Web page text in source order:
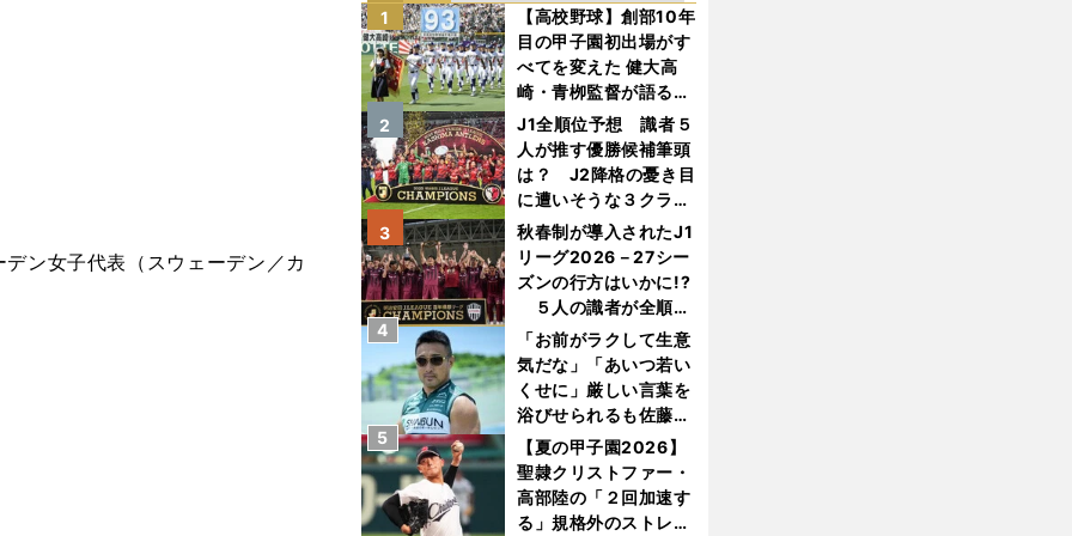
ン女子代表（スウェーデン／カ
【高校野球】創部10年
目の甲子園初出場がす
べてを変えた 健大高
崎・青栁監督が語る
「機動破壊」はこうし
て生まれた
1
J1全順位予想 識者５
人が推す優勝候補筆頭
は？ J2降格の憂き目
に遭いそうな３クラブ
とは？
2
秋春制が導入されたJ1
リーグ2026－27シー
ズンの行方はいかに!?
５人の識者が全順位
を大胆予想
3
「お前がラクして生意
気だな」「あいつ若い
くせに」厳しい言葉を
浴びせられるも佐藤慎
太郎が貫いた誇りとフ
ァンへの思い
4
【夏の甲子園2026】
聖隷クリストファー・
高部陸の「２回加速す
る」規格外のストレー
5